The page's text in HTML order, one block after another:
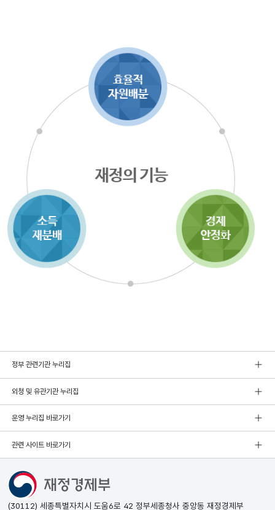
정부 관련기관 누리집
외청 및 유관기관 누리집
운영 누리집 바로가기
관련 사이트 바로가기
(30112) 세종특별자치시 도움6로 42 정부세종청사 중앙동 재정경제부